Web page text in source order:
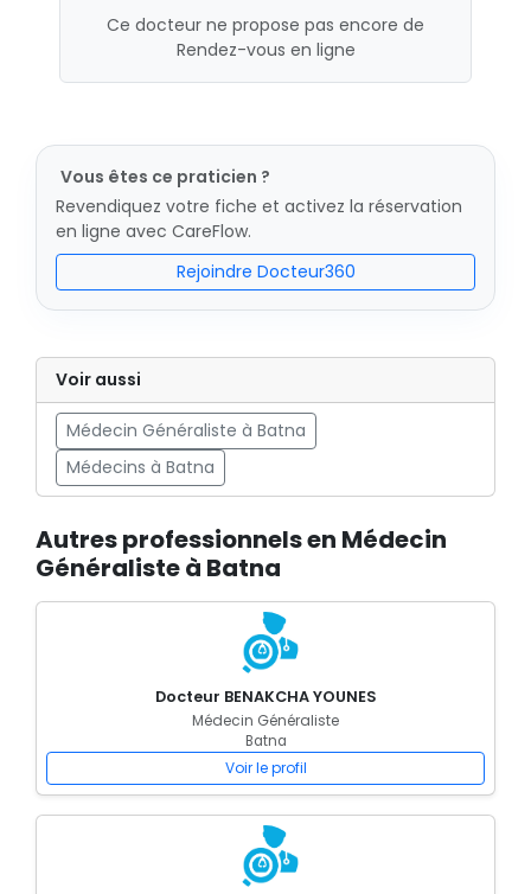
Ce docteur ne propose pas encore de
Rendez-vous en ligne
Vous êtes ce praticien ?
Revendiquez votre fiche et activez la réservation
en ligne avec CareFlow.
Rejoindre Docteur360
Voir aussi
Médecin Généraliste à Batna
Médecins à Batna
Autres professionnels en Médecin
Généraliste à Batna
Docteur BENAKCHA YOUNES
Médecin Généraliste
Batna
Voir le profil